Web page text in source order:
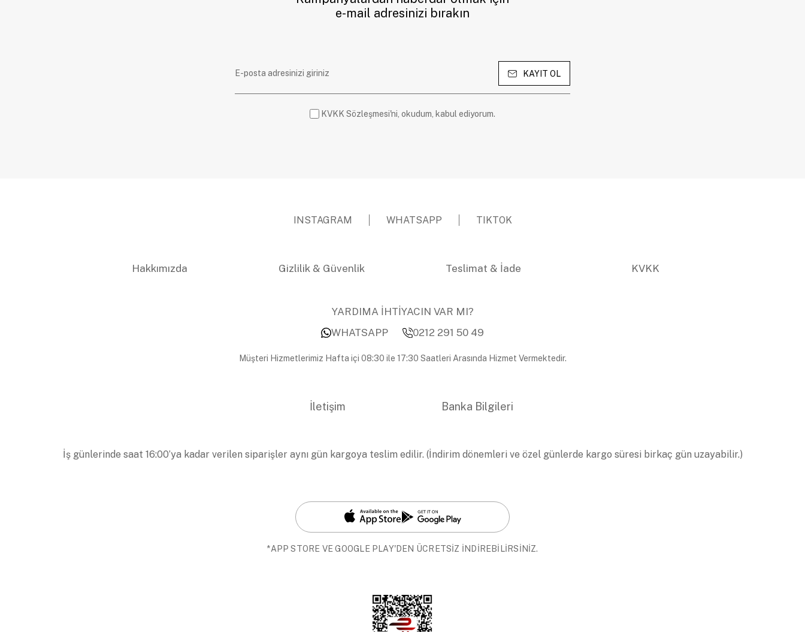
e-mail adresinizi bırakın
KAYIT OL
KVKK Sözleşmesi'ni, okudum, kabul ediyorum.
INSTAGRAM WHATSAPP TIKTOK
Hakkımızda Gizlilik & Güvenlik Teslimat & İade KVKK
YARDIMA İHTİYACIN VAR MI?
WHATSAPP
0212 291 50 49
Müşteri Hizmetlerimiz Hafta içi 08:30 ile 17:30 Saatleri Arasında Hizmet Vermektedir.
İletişim Banka Bilgileri
İş günlerinde saat 16:00’ya kadar verilen siparişler aynı gün kargoya teslim edilir. (İndirim dönemleri ve özel günlerde kargo süresi birkaç gün uzayabilir.)
*APP STORE VE GOOGLE PLAY'DEN ÜCRETSİZ İNDİREBİLİRSİNİZ.